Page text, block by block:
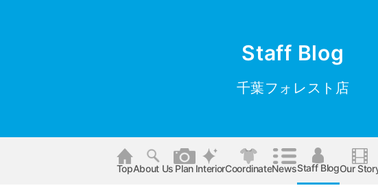
Staff Blog
千葉フォレスト店
TopAbout Us Plan InteriorCoordinateNewsStaff BlogOur